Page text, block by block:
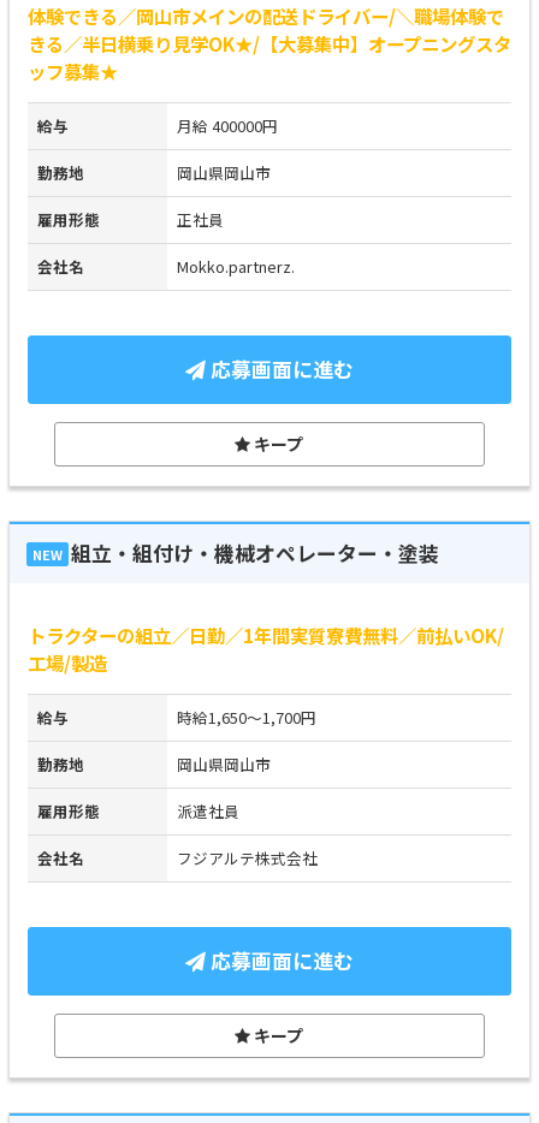
体験できる／岡山市メインの配送ドライバー/＼職場体験で
きる／半日横乗り見学OK★/【大募集中】オープニングスタ
ッフ募集★
給与 月給 400000円
勤務地 岡山県岡山市
雇用形態 正社員
会社名 Mokko.partnerz.
応募画面に進む
キープ
NEW 組立・組付け・機械オペレーター・塗装
トラクターの組立／日勤／1年間実質寮費無料／前払いOK/
工場/製造
給与 時給1,650～1,700円
勤務地 岡山県岡山市
雇用形態 派遣社員
会社名 フジアルテ株式会社
応募画面に進む
キープ